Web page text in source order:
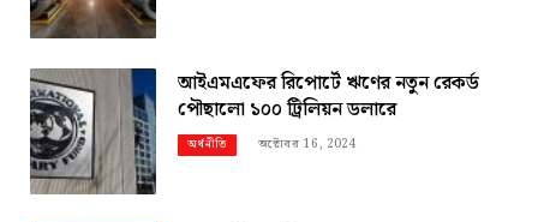
আইএমএফের রিপোর্টে ঋণের নতুন রেকর্ড
পৌছালো ১০০ ট্রিলিয়ন ডলারে
অর্থনীতি অক্টোবর 16, 2024